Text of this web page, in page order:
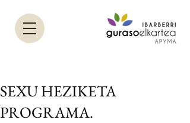
SEXU HEZIKETA
PROGRAMA.